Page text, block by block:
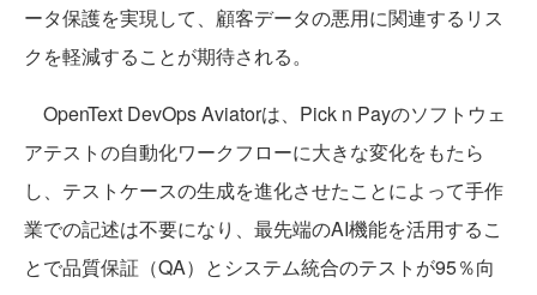
ータ保護を実現して、顧客データの悪用に関連するリス
クを軽減することが期待される。
OpenText DevOps Aviatorは、Pick n Payのソフトウェ
アテストの自動化ワークフローに大きな変化をもたら
し、テストケースの生成を進化させたことによって手作
業での記述は不要になり、最先端のAI機能を活用するこ
とで品質保証（QA）とシステム統合のテストが95％向